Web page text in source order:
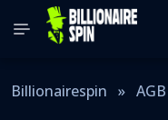
Billionairespin » AGB